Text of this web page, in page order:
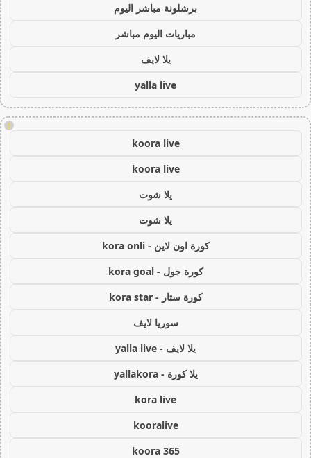
برشلونة مباشر اليوم
مباريات اليوم مباشر
يلا لايف
yalla live
!
koora live
koora live
يلا شوت
يلا شوت
كورة اون لاين - kora onli
كورة جول - kora goal
كورة ستار - kora star
سوريا لايف
يلا لايف - yalla live
يلا كورة - yallakora
kora live
kooralive
koora 365